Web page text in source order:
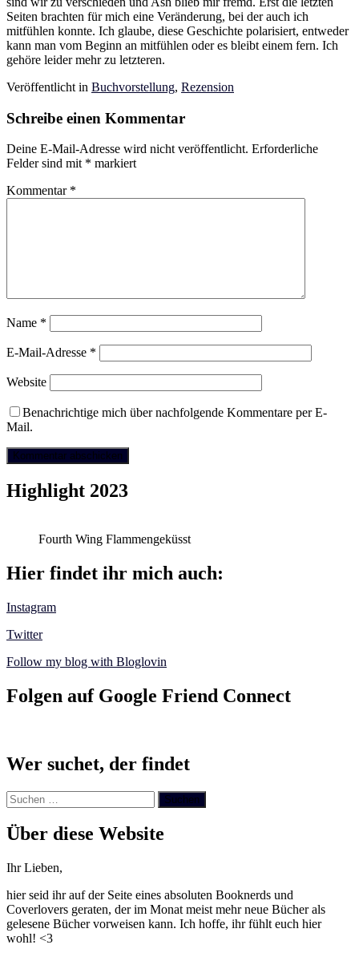
Seiten brachten für mich eine Veränderung, bei der auch ich
mitfühlen konnte. Ich glaube, diese Geschichte polarisiert, entweder
kann man vom Beginn an mitfühlen oder es bleibt einem fern. Ich
gehöre leider mehr zu letzteren.
Veröffentlicht in Buchvorstellung, Rezension
Schreibe einen Kommentar
Deine E-Mail-Adresse wird nicht veröffentlicht. Erforderliche
Felder sind mit * markiert
Kommentar *
Name *
E-Mail-Adresse *
Website
Benachrichtige mich über nachfolgende Kommentare per E-
Mail.
Highlight 2023
Fourth Wing Flammengeküsst
Hier findet ihr mich auch:
Instagram
Twitter
Follow my blog with Bloglovin
Folgen auf Google Friend Connect
Wer suchet, der findet
Suchen
nach:
Über diese Website
Ihr Lieben,
hier seid ihr auf der Seite eines absoluten Booknerds und
Coverlovers geraten, der im Monat meist mehr neue Bücher als
gelesene Bücher vorweisen kann. Ich hoffe, ihr fühlt euch hier
wohl! <3